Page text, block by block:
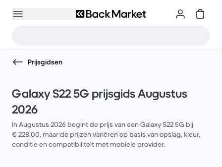
Prijsgidsen
Galaxy S22 5G prijsgids Augustus
2026
In Augustus 2026 begint de prijs van een Galaxy S22 5G bij
€ 228,00, maar de prijzen variëren op basis van opslag, kleur,
conditie en compatibiliteit met mobiele provider.